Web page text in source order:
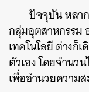
ปัจจุบัน หลา
กลุ่มอุตสาหกรรม
เทคโนโลยี ต่างก็
ตัวเอง โดยจำนว
เพื่ออำนวยความ